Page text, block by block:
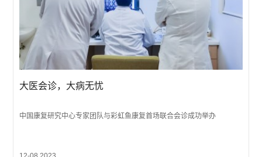
大医会诊，大病无忧
中国康复研究中心专家团队与彩虹鱼康复首场联合会诊成功举办